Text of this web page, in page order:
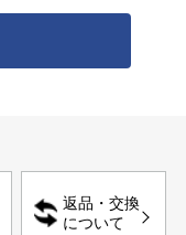
返品・交換
について